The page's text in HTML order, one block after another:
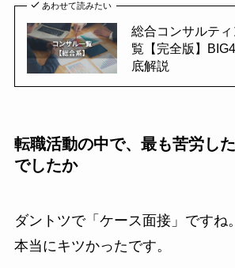
あわせて読みたい
総合コンサルテ
覧【完全版】
底解説
転職活動の中で、最も苦労し
でしたか
ダントツで「ケース面接」ですね
本当にキツかったです。